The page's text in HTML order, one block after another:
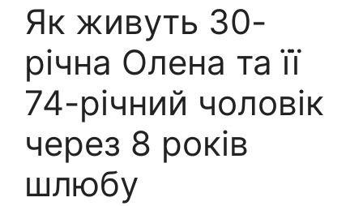
Як живуть 30-
річна Олена та її
74-річний чоловік
через 8 років
шлюбу